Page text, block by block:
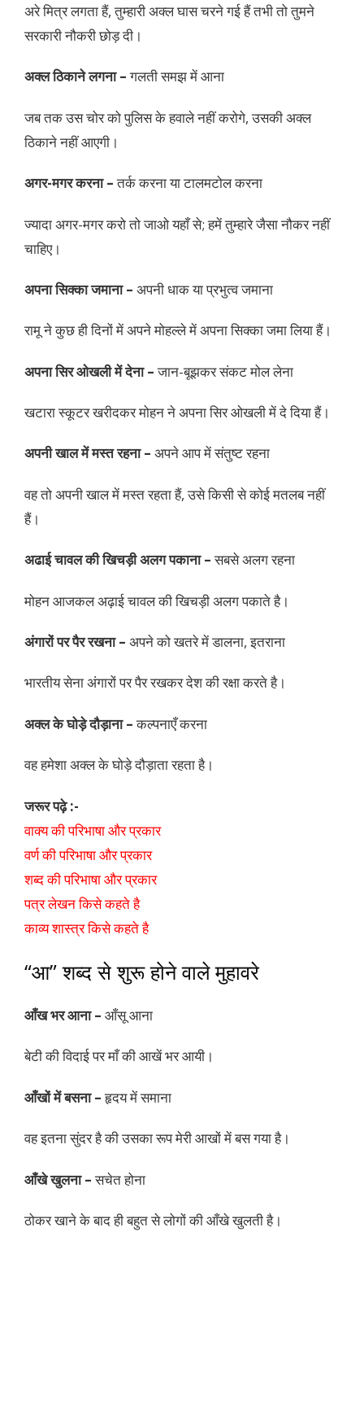
अरे मित्र लगता हैं, तुम्हारी अक्ल घास चरने गई हैं तभी तो तुमने
सरकारी नौकरी छोड़ दी।
अक्ल ठिकाने लगना –गलती समझ में आना
जब तक उस चोर को पुलिस के हवाले नहीं करोगे, उसकी अक्ल
ठिकाने नहीं आएगी।
अगर-मगर करना –तर्क करना या टालमटोल करना
ज्यादा अगर-मगर करो तो जाओ यहाँ से; हमें तुम्हारे जैसा नौकर नहीं
चाहिए।
अपना सिक्का जमाना – अपनी धाक या प्रभुत्व जमाना
रामू ने कुछ ही दिनों में अपने मोहल्ले में अपना सिक्का जमा लिया हैं।
अपना सिर ओखली में देना –जान-बूझकर संकट मोल लेना
खटारा स्कूटर खरीदकर मोहन ने अपना सिर ओखली में दे दिया हैं।
अपनी खाल में मस्त रहना – अपने आप में संतुष्ट रहना
वह तो अपनी खाल में मस्त रहता हैं, उसे किसी से कोई मतलब नहीं
हैं।
अढाई चावल की खिचड़ी अलग पकाना –सबसे अलग रहना
मोहन आजकल अढ़ाई चावल की खिचड़ी अलग पकाते है।
अंगारों पर पैर रखना – अपने को खतरे में डालना, इतराना
भारतीय सेना अंगारों पर पैर रखकर देश की रक्षा करते है।
अक्ल के घोड़े दौड़ाना –कल्पनाएँ करना
वह हमेशा अक्ल के घोड़े दौड़ाता रहता है।
जरूर पढ़े :-
वाक्य की परिभाषा और प्रकार
वर्ण की परिभाषा और प्रकार
शब्द की परिभाषा और प्रकार
पत्र लेखन किसे कहते है
काव्य शास्त्र किसे कहते है
“आ” शब्द से शुरू होने वाले मुहावरे
आँख भर आना – आँसू आना
बेटी की विदाई पर माँ की आखें भर आयी।
आँखों में बसना –हृदय में समाना
वह इतना सुंदर है की उसका रूप मेरी आखों में बस गया है।
आँखे खुलना –सचेत होना
ठोकर खाने के बाद ही बहुत से लोगों की आँखे खुलती है।